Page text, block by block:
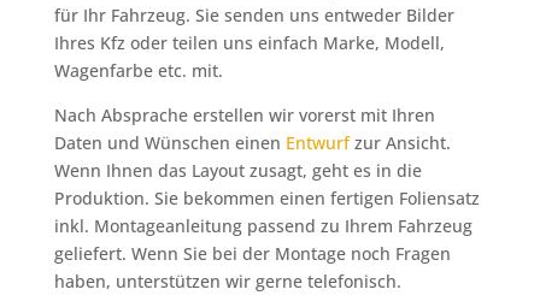
für Ihr Fahrzeug. Sie senden uns entweder Bilder
Ihres Kfz oder teilen uns einfach Marke, Modell,
Wagenfarbe etc. mit.
Nach Absprache erstellen wir vorerst mit Ihren
Daten und Wünschen einen Entwurfzur Ansicht.
Wenn Ihnen das Layout zusagt, geht es in die
Produktion. Sie bekommen einen fertigen Foliensatz
inkl. Montageanleitung passend zu Ihrem Fahrzeug
geliefert. Wenn Sie bei der Montage noch Fragen
haben, unterstützen wir gerne telefonisch.